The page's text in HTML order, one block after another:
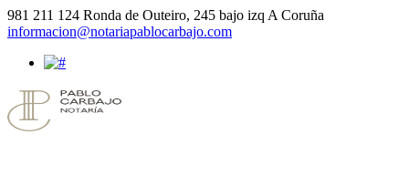
981 211 124 Ronda de Outeiro, 245 bajo izq A Coruña
informacion@notariapablocarbajo.com